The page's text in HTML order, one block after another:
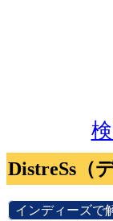
DistreSs（
インディーズで